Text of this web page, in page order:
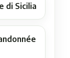
di Sicilia